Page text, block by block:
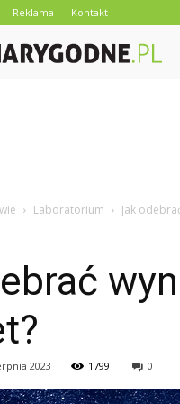
Reklama Kontakt
Laboratorium Jak
2023 1799 0